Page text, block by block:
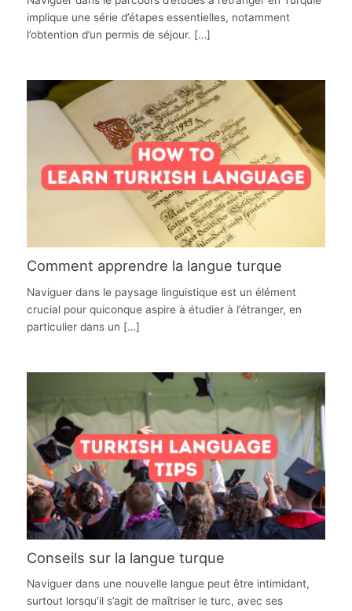
implique une série d’étapes essentielles, notamment
l’obtention d’un permis de séjour. […]
Comment apprendre la langue turque
Naviguer dans le paysage linguistique est un élément
crucial pour quiconque aspire à étudier à l’étranger, en
particulier dans un […]
Conseils sur la langue turque
Naviguer dans une nouvelle langue peut être intimidant,
surtout lorsqu’il s’agit de maîtriser le turc, avec ses